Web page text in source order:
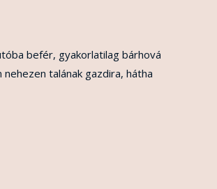
befér, gyakorlatilag bárhová
talának gazdira, hátha